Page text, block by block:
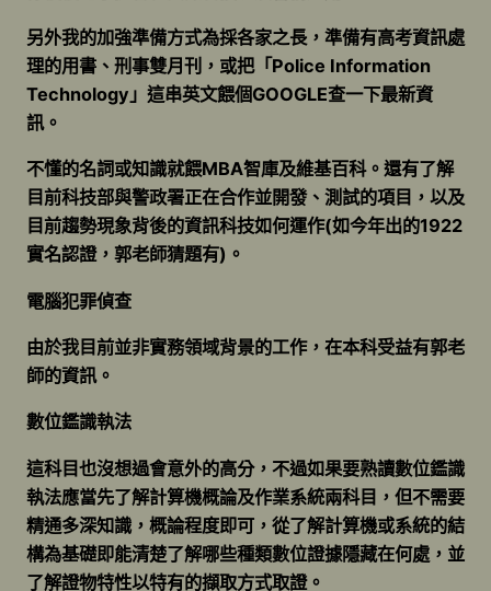
另外我的加強準備方式為採各家之長，準備有高考資訊處
理的用書、刑事雙月刊，或把「Police Information
Technology」這串英文餵個GOOGLE查一下最新資
訊。
不懂的名詞或知識就餵MBA智庫及維基百科。還有了解
目前科技部與警政署正在合作並開發、測試的項目，以及
目前趨勢現象背後的資訊科技如何運作(如今年出的1922
實名認證，郭老師猜題有)。
電腦犯罪偵查
由於我目前並非實務領域背景的工作，在本科受益有郭老
師的資訊。
數位鑑識執法
這科目也沒想過會意外的高分，不過如果要熟讀數位鑑識
執法應當先了解計算機概論及作業系統兩科目，但不需要
精通多深知識，概論程度即可，從了解計算機或系統的結
構為基礎即能清楚了解哪些種類數位證據隱藏在何處，並
了解證物特性以特有的擷取方式取證。